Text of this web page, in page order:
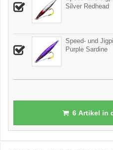
Silver Redhead
Speed- und
Purple Sardine
6Artikel in